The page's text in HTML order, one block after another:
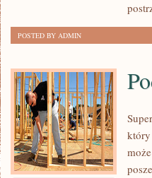
POSTED BY ADMIN
który